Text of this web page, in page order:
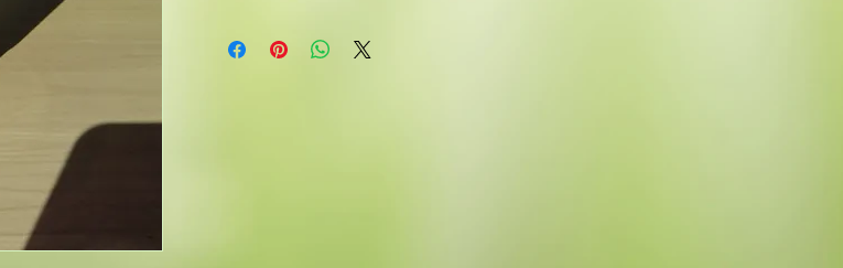
ご注文確定後、１週間以内のお届けをいたします。商品
配達時にお支払い下さい。
済、paypay決済、オフライン決済があります。銀行振込